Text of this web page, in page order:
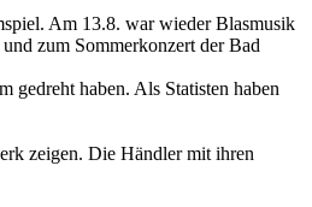
Am 13.8. war wieder Blasmusik
zum Sommerkonzert der Bad
haben. Als Statisten haben
zeigen. Die Händler mit ihren